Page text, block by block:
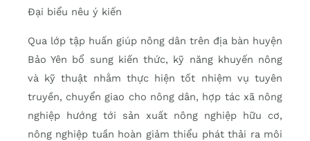
Đại biểu nêu ý kiến
Qua lớp tập huấn giúp nông dân trên địa bàn huyện
Bảo Yên bổ sung kiến thức, kỹ năng khuyến nông
và kỹ thuật nhằm thực hiện tốt nhiệm vụ tuyên
truyền, chuyển giao cho nông dân, hợp tác xã nông
nghiệp hướng tới sản xuất nông nghiệp hữu cơ,
nông nghiệp tuần hoàn giảm thiểu phát thải ra môi